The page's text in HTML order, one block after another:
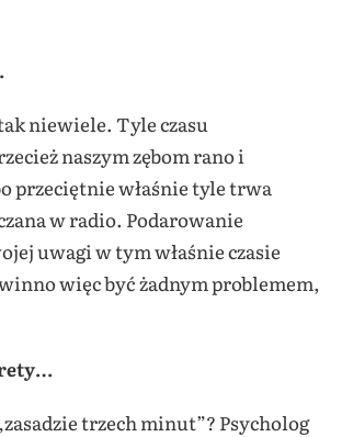
niewiele. Tyle czasu
naszym zębom rano i
przeciętnie właśnie tyle trwa
w radio. Podarowanie
uwagi w tym właśnie czasie
więc być żadnym problemem,
trzech minut”? Psycholog